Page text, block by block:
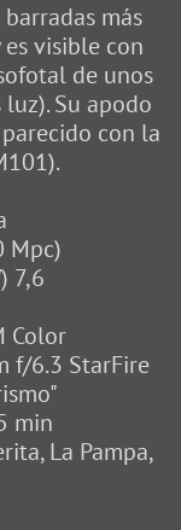
más
visible con
de unos
Su apodo
con la
Mpc)
7,6
Color
f/6.3 StarFire
min
La Pampa,